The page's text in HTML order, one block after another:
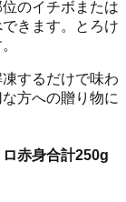
のイチボまたは
きます。とろけ
するだけで味わ
方への贈り物に
赤身合計250g